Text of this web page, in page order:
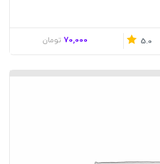
5.0
70,000 تومان